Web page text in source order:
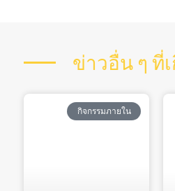
ข่าวอื่น ๆ ที่
กิจกรรมภายใน